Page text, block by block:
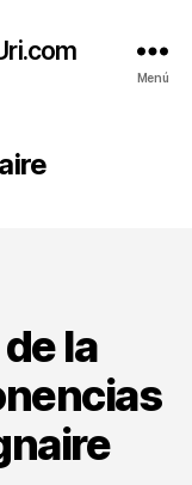
Menú
la